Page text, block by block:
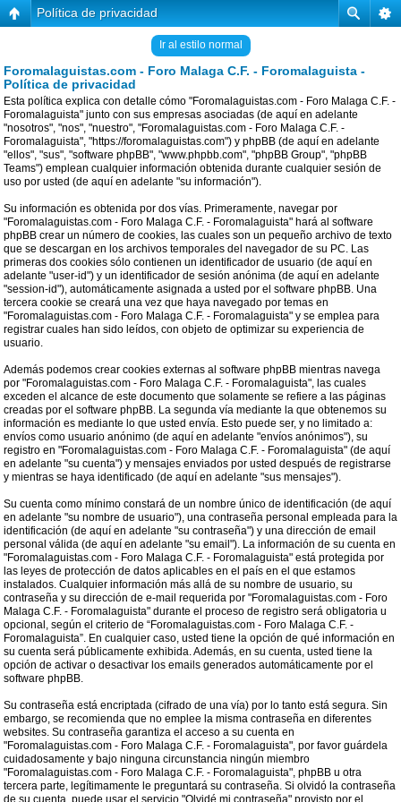
Política de privacidad
Ir al estilo normal
Foromalaguistas.com - Foro Malaga C.F. - Foromalaguista -
Política de privacidad
Esta política explica con detalle cómo "Foromalaguistas.com - Foro Malaga C.F. -
Foromalaguista" junto con sus empresas asociadas (de aquí en adelante
"nosotros", "nos", "nuestro", "Foromalaguistas.com - Foro Malaga C.F. -
Foromalaguista", "https://foromalaguistas.com") y phpBB (de aquí en adelante
"ellos", "sus", "software phpBB", "www.phpbb.com", "phpBB Group", "phpBB
Teams") emplean cualquier información obtenida durante cualquier sesión de
uso por usted (de aquí en adelante "su información").
Su información es obtenida por dos vías. Primeramente, navegar por
"Foromalaguistas.com - Foro Malaga C.F. - Foromalaguista" hará al software
phpBB crear un número de cookies, las cuales son un pequeño archivo de texto
que se descargan en los archivos temporales del navegador de su PC. Las
primeras dos cookies sólo contienen un identificador de usuario (de aquí en
adelante "user-id") y un identificador de sesión anónima (de aquí en adelante
"session-id"), automáticamente asignada a usted por el software phpBB. Una
tercera cookie se creará una vez que haya navegado por temas en
"Foromalaguistas.com - Foro Malaga C.F. - Foromalaguista" y se emplea para
registrar cuales han sido leídos, con objeto de optimizar su experiencia de
usuario.
Además podemos crear cookies externas al software phpBB mientras navega
por "Foromalaguistas.com - Foro Malaga C.F. - Foromalaguista", las cuales
exceden el alcance de este documento que solamente se refiere a las páginas
creadas por el software phpBB. La segunda vía mediante la que obtenemos su
información es mediante lo que usted envía. Esto puede ser, y no limitado a:
envíos como usuario anónimo (de aquí en adelante "envíos anónimos"), su
registro en "Foromalaguistas.com - Foro Malaga C.F. - Foromalaguista" (de aquí
en adelante "su cuenta") y mensajes enviados por usted después de registrarse
y mientras se haya identificado (de aquí en adelante "sus mensajes").
Su cuenta como mínimo constará de un nombre único de identificación (de aquí
en adelante "su nombre de usuario"), una contraseña personal empleada para la
identificación (de aquí en adelante "su contraseña") y una dirección de email
personal válida (de aquí en adelante "su email"). La información de su cuenta en
"Foromalaguistas.com - Foro Malaga C.F. - Foromalaguista" está protegida por
las leyes de protección de datos aplicables en el país en el que estamos
instalados. Cualquier información más allá de su nombre de usuario, su
contraseña y su dirección de e-mail requerida por "Foromalaguistas.com - Foro
Malaga C.F. - Foromalaguista" durante el proceso de registro será obligatoria u
opcional, según el criterio de “Foromalaguistas.com - Foro Malaga C.F. -
Foromalaguista”. En cualquier caso, usted tiene la opción de qué información en
su cuenta será públicamente exhibida. Además, en su cuenta, usted tiene la
opción de activar o desactivar los emails generados automáticamente por el
software phpBB.
Su contraseña está encriptada (cifrado de una vía) por lo tanto está segura. Sin
embargo, se recomienda que no emplee la misma contraseña en diferentes
websites. Su contraseña garantiza el acceso a su cuenta en
"Foromalaguistas.com - Foro Malaga C.F. - Foromalaguista", por favor guárdela
cuidadosamente y bajo ninguna circunstancia ningún miembro
"Foromalaguistas.com - Foro Malaga C.F. - Foromalaguista", phpBB u otra
tercera parte, legítimamente le preguntará su contraseña. Si olvidó la contraseña
de su cuenta, puede usar el servicio "Olvidé mi contraseña" provisto por el